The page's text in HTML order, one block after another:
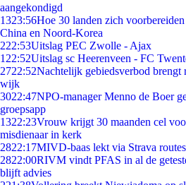
aangekondigd
1323:56Hoe 30 landen zich
China en Noord-Korea
222:53Uitslag PEC Zwolle - Ajax
1 22:52Uitslag sc Heerenveen - FC
2722:52Nachtelijk gebiedsverbod brengt
wijk
3022:47NPO-manager Menno de Boer
groepsapp
1322:23Vrouw krijgt 30 maanden cel
misdienaar in kerk
2822:17MIVD-baas lekt via Strava
2822:00RIVM vindt PFAS in al de
blijft advies